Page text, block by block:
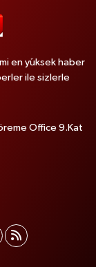
en yüksek haber
ile sizlerle
Office 9.Kat